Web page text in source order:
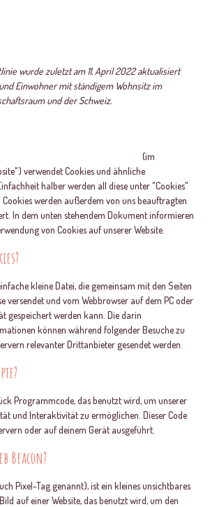
wurde zuletzt am 11. April 2022 aktualisiert
Einwohner mit ständigem Wohnsitz im
und der Schweiz.
(im
verwendet Cookies und ähnliche
halber werden all diese unter "Cookies"
werden außerdem von uns beauftragten
In dem unten stehendem Dokument informieren
von Cookies auf unserer Website.
kleine Datei, die gemeinsam mit den Seiten
versendet und vom Webbrowser auf dem PC oder
gespeichert werden kann. Die darin
können während folgender Besuche zu
relevanter Drittanbieter gesendet werden.
Programmcode, das benutzt wird, um unserer
und Interaktivität zu ermöglichen. Dieser Code
oder auf deinem Gerät ausgeführt.
Beacon?
Pixel-Tag genannt), ist ein kleines unsichtbares
auf einer Website, das benutzt wird, um den